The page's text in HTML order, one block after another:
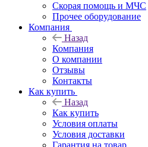
Скорая помощь и МЧС
Прочее оборудование
Компания
Назад
Компания
О компании
Отзывы
Контакты
Как купить
Назад
Как купить
Условия оплаты
Условия доставки
Гарантия на товар